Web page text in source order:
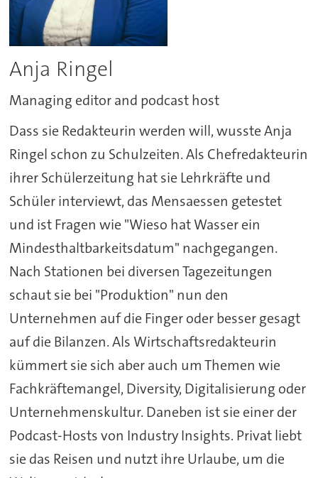
Anja Ringel
Managing editor and podcast host
Dass sie Redakteurin werden will, wusste Anja
Ringel schon zu Schulzeiten. Als Chefredakteurin
ihrer Schülerzeitung hat sie Lehrkräfte und
Schüler interviewt, das Mensaessen getestet
und ist Fragen wie "Wieso hat Wasser ein
Mindesthaltbarkeitsdatum" nachgegangen.
Nach Stationen bei diversen Tagezeitungen
schaut sie bei "Produktion" nun den
Unternehmen auf die Finger oder besser gesagt
auf die Bilanzen. Als Wirtschaftsredakteurin
kümmert sie sich aber auch um Themen wie
Fachkräftemangel, Diversity, Digitalisierung oder
Unternehmenskultur. Daneben ist sie einer der
Podcast-Hosts von Industry Insights. Privat liebt
sie das Reisen und nutzt ihre Urlaube, um die